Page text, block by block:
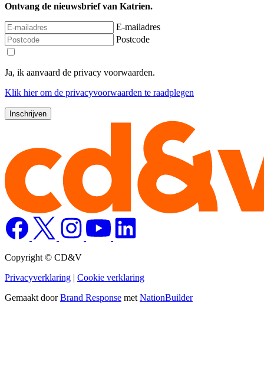
Ontvang de nieuwsbrief van Katrien.
E-mailadres
Postcode
Ja, ik aanvaard de privacy voorwaarden.
Klik hierom de privacyvoorwaarden te raadplegen
Copyright © CD&V
Privacyverklaring | Cookie verklaring
Gemaakt doorBrand Response met NationBuilder